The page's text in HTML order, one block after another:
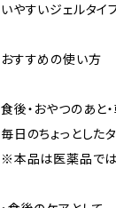
いやすいジェルタイ
おすすめの使い方
食後・おやつのあと
毎日のちょっとした
※本品は医薬品では